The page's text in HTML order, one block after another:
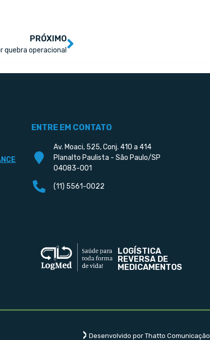
PRÓXIMO
quebra operacional
ENTRE EM CONTATO
Av. Moaci, 525, Conj. 410 a 414
Planalto Paulista - São Paulo/SP
04083-001
(11) 5561-0022
LOGÍSTICA
REVERSA DE
MEDICAMENTOS
Desenvolvido por Thatto Comunicação